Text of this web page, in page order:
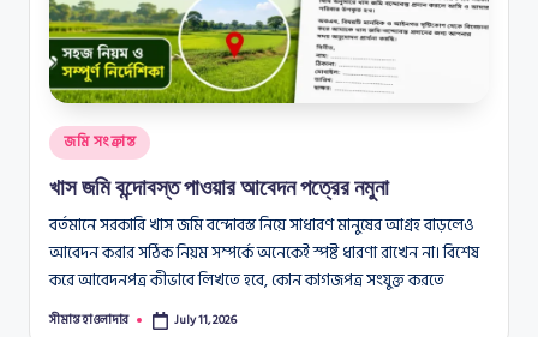
Posted
in
জমি সংক্রান্ত
খাস জমি বন্দোবস্ত পাওয়ার আবেদন পত্রের নমুনা
বর্তমানে সরকারি খাস জমি বন্দোবস্ত নিয়ে সাধারণ মানুষের আগ্রহ বাড়লেও
আবেদন করার সঠিক নিয়ম সম্পর্কে অনেকেই স্পষ্ট ধারণা রাখেন না। বিশেষ
করে আবেদনপত্র কীভাবে লিখতে হবে, কোন কাগজপত্র সংযুক্ত করতে
Posted
সীমান্ত হাওলাদার July 11, 2026